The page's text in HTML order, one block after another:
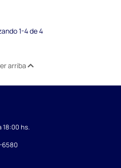
1-4 de 4
arriba
18:00 hs.
6580